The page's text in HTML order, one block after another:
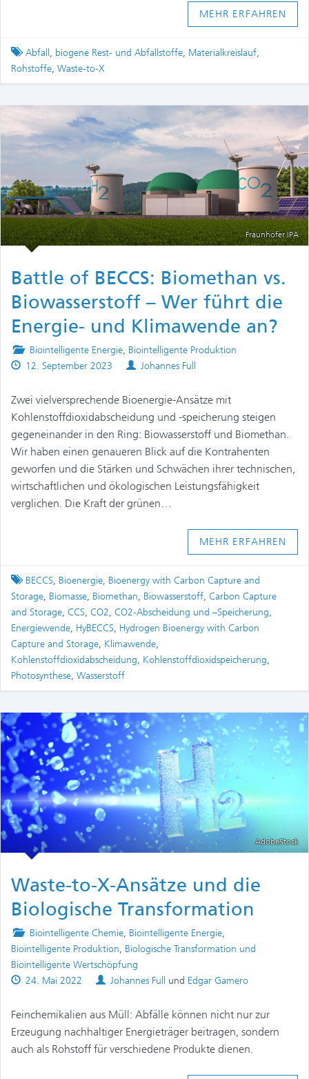
MEHR ERFAHREN
Tagged
Abfall , biogene Rest- und Abfallstoffe, Materialkreislauf,
Rohstoffe, Waste-to-X
Fraunhofer IPA
Battle of BECCS: Biomethan vs.
Biowasserstoff – Wer führt die
Energie- und Klimawende an?
Posted
in
Biointelligente Energie, Biointelligente Produktion
Published
12. September 2023 Authors
Johannes Full
Zwei vielversprechende Bioenergie-Ansätze mit
Kohlenstoffdioxidabscheidung und -speicherung steigen
gegeneinander in den Ring: Biowasserstoff und Biomethan.
Wir haben einen genaueren Blick auf die Kontrahenten
geworfen und die Stärken und Schwächen ihrer technischen,
wirtschaftlichen und ökologischen Leistungsfähigkeit
verglichen. Die Kraft der grünen…
MEHR ERFAHREN
Tagged
BECCS, Bioenergie, Bioenergy with Carbon Capture and
Storage, Biomasse, Biomethan, Biowasserstoff, Carbon Capture
and Storage, CCS, CO2, CO2-Abscheidung und –Speicherung,
Energiewende, HyBECCS, Hydrogen Bioenergy with Carbon
Capture and Storage, Klimawende,
Kohlenstoffdioxidabscheidung, Kohlenstoffdioxidspeicherung,
Photosynthese, Wasserstoff
AdobeStock
Waste-to-X-Ansätze und die
Biologische Transformation
Posted
in
Biointelligente Chemie, Biointelligente Energie,
Biointelligente Produktion, Biologische Transformation und
Biointelligente Wertschöpfung
Published
24. Mai 2022 Authors
Johannes Full und Edgar Gamero
Feinchemikalien aus Müll: Abfälle können nicht nur zur
Erzeugung nachhaltiger Energieträger beitragen, sondern
auch als Rohstoff für verschiedene Produkte dienen.